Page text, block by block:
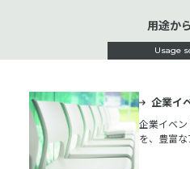
用途か
Usage
企業イ
企業イベ
を、豊富な